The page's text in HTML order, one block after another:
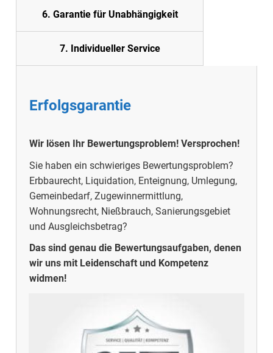
6. Garantie für Unabhängigkeit
7. Individueller Service
Erfolgsgarantie
Wir lösen Ihr Bewertungsproblem! Versprochen!
Sie haben ein schwieriges Bewertungsproblem?
Erbbaurecht, Liquidation, Enteignung, Umlegung,
Gemeinbedarf, Zugewinnermittlung,
Wohnungsrecht, Nießbrauch, Sanierungsgebiet
und Ausgleichsbetrag?
Das sind genau die Bewertungsaufgaben, denen
wir uns mit Leidenschaft und Kompetenz
widmen!